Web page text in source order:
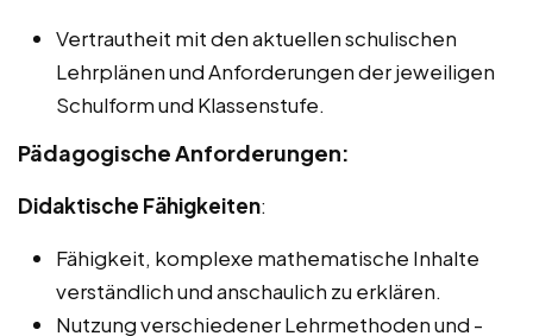
Vertrautheit mit den aktuellen schulischen
Lehrplänen und Anforderungen der jeweiligen
Schulform und Klassenstufe.
Pädagogische Anforderungen:
Didaktische Fähigkeiten:
Fähigkeit, komplexe mathematische Inhalte
verständlich und anschaulich zu erklären.
Nutzung verschiedener Lehrmethoden und -